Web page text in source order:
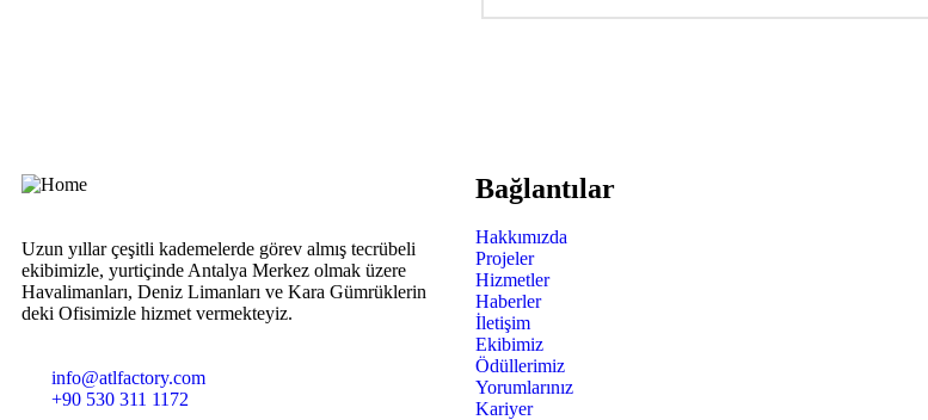
Uzun yıllar çeşitli kademelerde görev almış tecrübeli
ekibimizle, yurtiçinde Antalya Merkez olmak üzere
Havalimanları, Deniz Limanları ve Kara Gümrüklerin
deki Ofisimizle hizmet vermekteyiz.
info@atlfactory.com
+90 530 311 1172
Bağlantılar
Hakkımızda
Projeler
Hizmetler
Haberler
İletişim
Ekibimiz
Ödüllerimiz
Yorumlarınız
Kariyer